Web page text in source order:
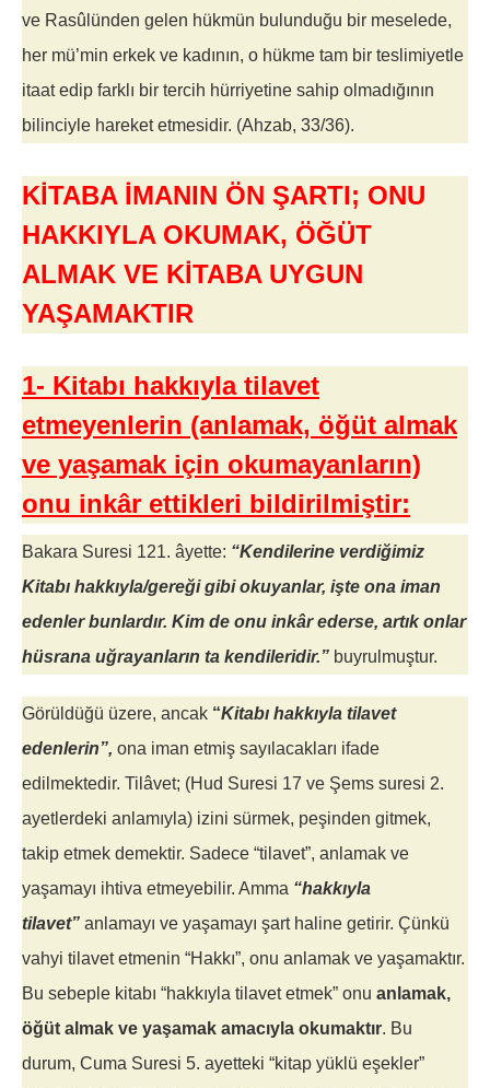
ve Rasûlünden gelen hükmün bulunduğu bir meselede,
her mü’min erkek ve kadının, o hükme tam bir teslimiyetle
itaat edip farklı bir tercih hürriyetine sahip olmadığının
bilinciyle hareket etmesidir. (Ahzab, 33/36).
KİTABA İMANIN ÖN ŞARTI; ONU
HAKKIYLA OKUMAK, ÖĞÜT
ALMAK VE KİTABA UYGUN
YAŞAMAKTIR
1- Kitabı hakkıyla tilavet
etmeyenlerin (anlamak, öğüt almak
ve yaşamak için okumayanların)
onu inkâr ettikleri bildirilmiştir:
Bakara Suresi 121. âyette: “Kendilerine verdiğimiz
Kitabı hakkıyla/gereği gibi okuyanlar, işte ona iman
edenler bunlardır. Kim de onu inkâr ederse, artık onlar
hüsrana uğrayanların ta kendileridir.” buyrulmuştur.
Görüldüğü üzere, ancak “Kitabı hakkıyla tilavet
edenlerin”, ona iman etmiş sayılacakları ifade
edilmektedir. Tilâvet; (Hud Suresi 17 ve Şems suresi 2.
ayetlerdeki anlamıyla) izini sürmek, peşinden gitmek,
takip etmek demektir. Sadece “tilavet”, anlamak ve
yaşamayı ihtiva etmeyebilir. Amma “hakkıyla
tilavet” anlamayı ve yaşamayı şart haline getirir. Çünkü
vahyi tilavet etmenin “Hakkı”, onu anlamak ve yaşamaktır.
Bu sebeple kitabı “hakkıyla tilavet etmek” onu anlamak,
öğüt almak ve yaşamak amacıyla okumaktır. Bu
durum, Cuma Suresi 5. ayetteki “kitap yüklü eşekler”